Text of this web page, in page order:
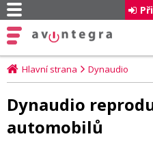
Hlavní strana Dynaudio
Dynaudio
automobilů